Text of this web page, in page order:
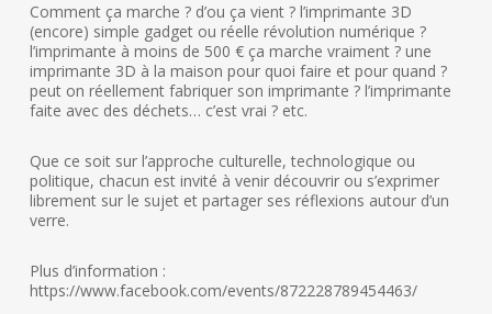
Comment ça marche ? d’ou ça vient ? l’imprimante 3D
(encore) simple gadget ou réelle révolution numérique ?
l’imprimante à moins de 500 € ça marche vraiment ? une
imprimante 3D à la maison pour quoi faire et pour quand ?
peut on réellement fabriquer son imprimante ? l’imprimante
faite avec des déchets… c’est vrai ? etc.
Que ce soit sur l’approche culturelle, technologique ou
politique, chacun est invité à venir découvrir ou s’exprimer
librement sur le sujet et partager ses réflexions autour d’un
verre.
Plus d’information :
https://www.facebook.com/events/872228789454463/